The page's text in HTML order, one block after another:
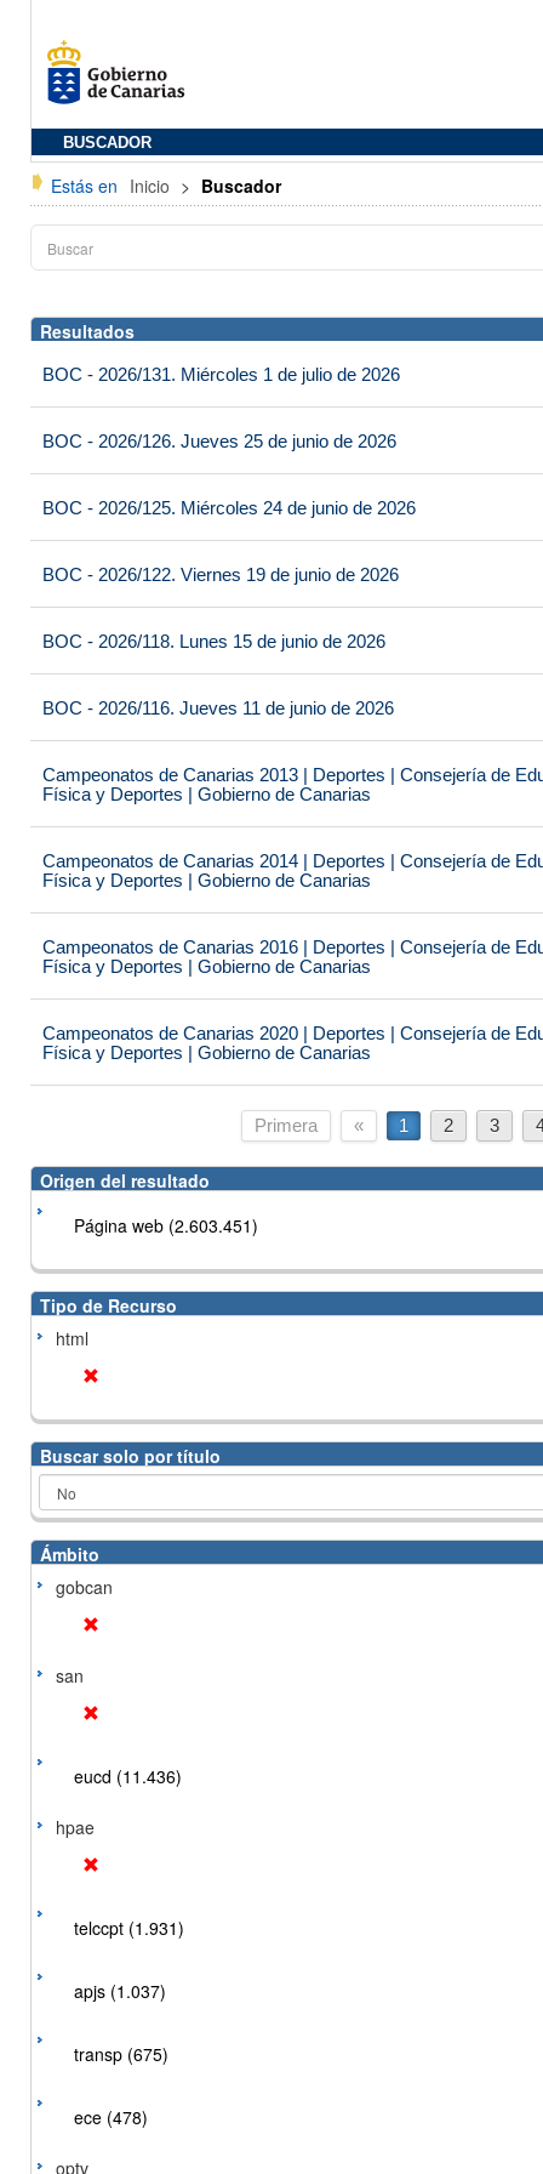
BUSCADOR
Estás en Inicio > Buscador
Resultados
BOC - 2026/131. Miércoles 1 de julio de 2026
BOC - 2026/126. Jueves 25 de junio de 2026
BOC - 2026/125. Miércoles 24 de junio de 2026
BOC - 2026/122. Viernes 19 de junio de 2026
BOC - 2026/118. Lunes 15 de junio de 2026
BOC - 2026/116. Jueves 11 de junio de 2026
Campeonatos de Canarias 2013 | Deportes | Consejería de
Física y Deportes | Gobierno de Canarias
Campeonatos de Canarias 2014 | Deportes | Consejería de
Física y Deportes | Gobierno de Canarias
Campeonatos de Canarias 2016 | Deportes | Consejería de
Física y Deportes | Gobierno de Canarias
Campeonatos de Canarias 2020 | Deportes | Consejería de
Física y Deportes | Gobierno de Canarias
Primera « 1 2 3
Origen del resultado
Página web (2.603.451)
Tipo de Recurso
html
Buscar solo por título
Ámbito
gobcan
san
eucd (11.436)
hpae
telccpt (1.931)
apjs (1.037)
transp (675)
ece (478)
optv